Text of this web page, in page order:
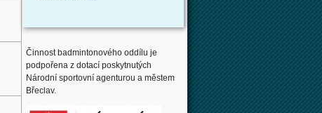
Činnost badmintonového oddílu je
podpořena z dotací poskytnutých
Národní sportovní agenturou a městem
Břeclav.